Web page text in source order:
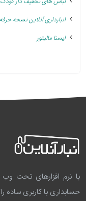
انبارداری آنلاین نسخه
ایسنا مالیتور
با نرم افزارهای تحت وب
حسابداری با کاربری ساده